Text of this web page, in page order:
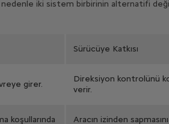
nedenle iki sistem birbirinin alternatifi
Sürücüye Katkısı
girer.
Direksiyon kontrolünü
verir.
koşullarında Aracın izinden